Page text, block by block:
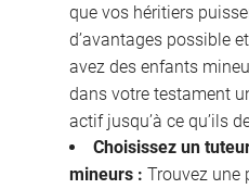
que vos héritiers
d’avantages possible
avez des enfants
dans votre testament
actif jusqu’à ce qu’ils
Choisissez un
mineurs : Trouvez une